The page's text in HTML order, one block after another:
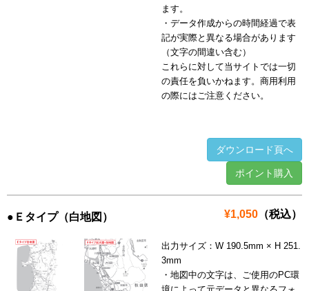
ます。
・データ作成からの時間経過で表
記が実際と異なる場合があります
（文字の間違い含む）
これらに対して当サイトでは一切
の責任を負いかねます。商用利用
の際にはご注意ください。
ダウンロード頁へ
ポイント購入
¥1,050 （税込）
●Ｅタイプ（白地図）
出力サイズ：W 190.5mm × H 251.
3mm
・地図中の文字は、ご使用のPC環